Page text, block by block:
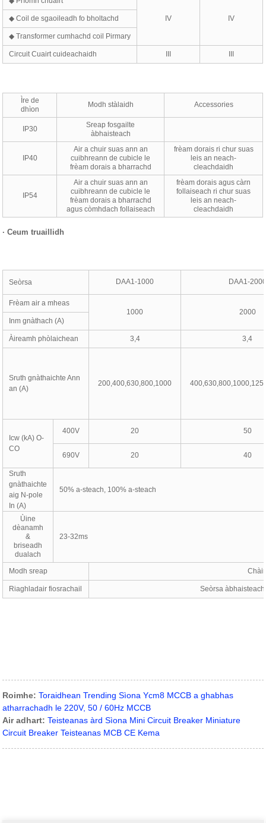
IV IV
◆ Coil de sgaoileadh fo bholtachd
◆ Transformer cumhachd coil Pirmary
Circuit Cuairt cuideachaidh III III
Ìre de
dhìon
Modh stàlaidh Accessories
IP30
Sreap fosgailte
àbhaisteach
IP40
Air a chuir suas ann an
cuibhreann de cubicle le
frèam dorais a bharrachd
frèam dorais ri chur suas
leis an neach-
cleachdaidh
IP54
Air a chuir suas ann an
cuibhreann de cubicle le
frèam dorais a bharrachd
agus còmhdach follaiseach
frèam dorais agus càrn
follaiseach ri chur suas
leis an neach-
cleachdaidh
· Ceum truaillidh
Seòrsa DAA1-1000 DAA1-2000
Frèam air a mheas
1000
2000
Inm gnàthach (A)
Àireamh phòlaichean 3,4 3,4
Sruth gnàthaichte Ann
an (A)
200,400,630,800,1000
Icw (kA) O-
CO
400V 20 50
690V 20 40
Sruth
gnàthaichte
aig N-pole
In (A)
50% a-steach, 100% a-steach
Ùine
dèanamh
&
briseadh
dualach
23-32ms
Modh sreap
Riaghladair fiosrachail Seòrsa
Roimhe: Toraidhean Trending Sìona Ycm8 MCCB a ghabhas
atharrachadh le 220V, 50 / 60Hz MCCB
Air adhart: Teisteanas àrd Sìona Mini Circuit Breaker Miniature
Circuit Breaker Teisteanas MCB CE Kema